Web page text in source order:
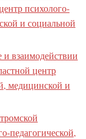
психолого-
и социальной
и взаимодействии
центр
медицинской и
педагогической,